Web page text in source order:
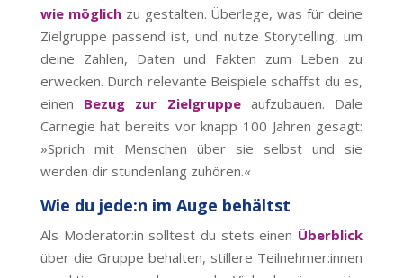
wie möglichzu gestalten. Überlege, was für deine
Zielgruppe passend ist, und nutze Storytelling, um
deine Zahlen, Daten und Fakten zum Leben zu
erwecken. Durch relevante Beispiele schaffst du es,
einen Bezug zur Zielgruppe aufzubauen. Dale
Carnegie hat bereits vor knapp 100 Jahren gesagt:
»Sprich mit Menschen über sie selbst und sie
werden dir stundenlang zuhören.«
Wie du jede:n im Auge behältst
Als Moderator:in solltest du stets einen Überblick
über die Gruppe behalten, stillere Teilnehmer:innen